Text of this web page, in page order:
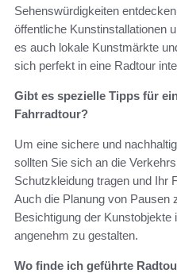
Sehenswürdigkeiten
öffentliche Kunstinstallationen
es auch lokale Kunstmärkte
sich perfekt in eine Radtour
Gibt es spezielle Tipps für
Fahrradtour?
Um eine sichere und
sollten Sie sich an die
Schutzkleidung tragen und Ihr
Auch die Planung von Pausen
Besichtigung der Kunstobjekte
angenehm zu gestalten.
Wo finde ich geführte